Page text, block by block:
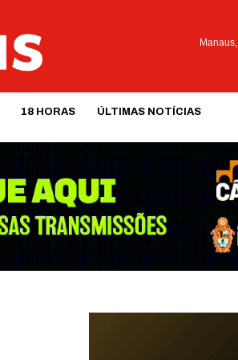
Manaus,
18 HORAS ÚLTIMAS NOTÍCIAS